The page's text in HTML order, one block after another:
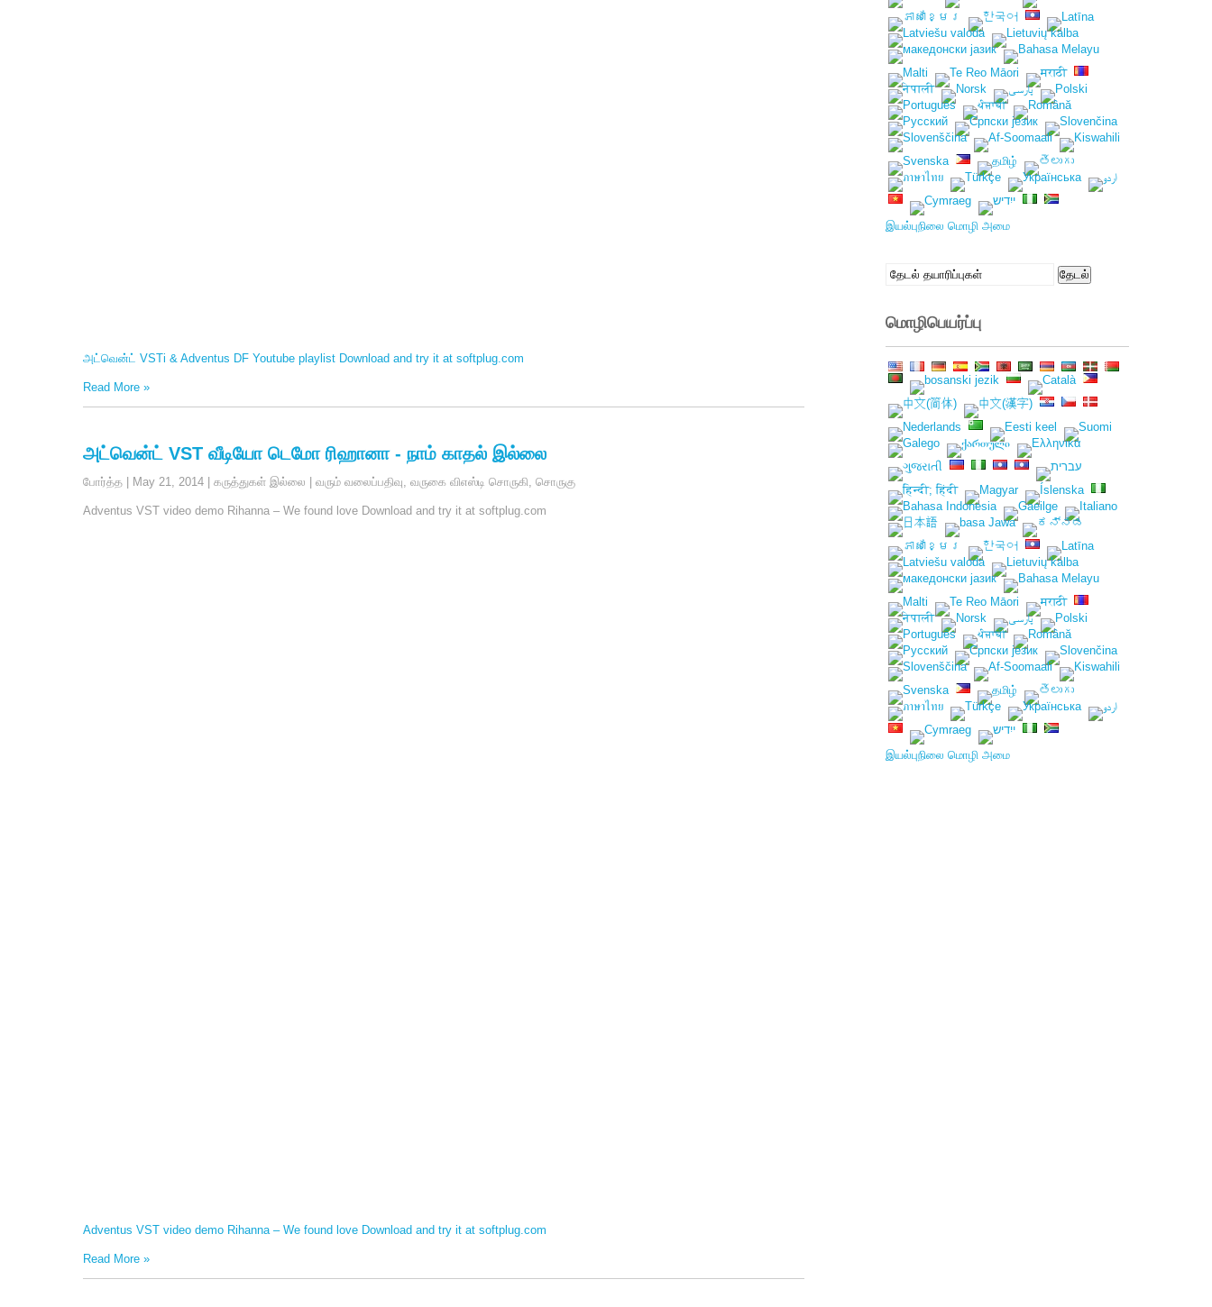
அட்வென்ட் VSTi & Adventus DF Youtube playlist Download and try it at softplug.com
Read More »
அட்வென்ட் VST வீடியோ டெமோ ரிஹானா - நாம் காதல் இல்லை
போர்த்த May 21, 2014 கருத்துகள் இல்லை வரும் வலைப்பதிவு, வருகை விஎஸ்டி சொருகி, சொருகு
Adventus VST video demo Rihanna – We found love Download and try it at softplug.com
Adventus VST video demo Rihanna – We found love Download and try it at softplug.com
Read More »
இயல்புநிலை மொழி அமை
தேடல்: தேடல்
மொழிபெயர்ப்பு
இயல்புநிலை மொழி அமை